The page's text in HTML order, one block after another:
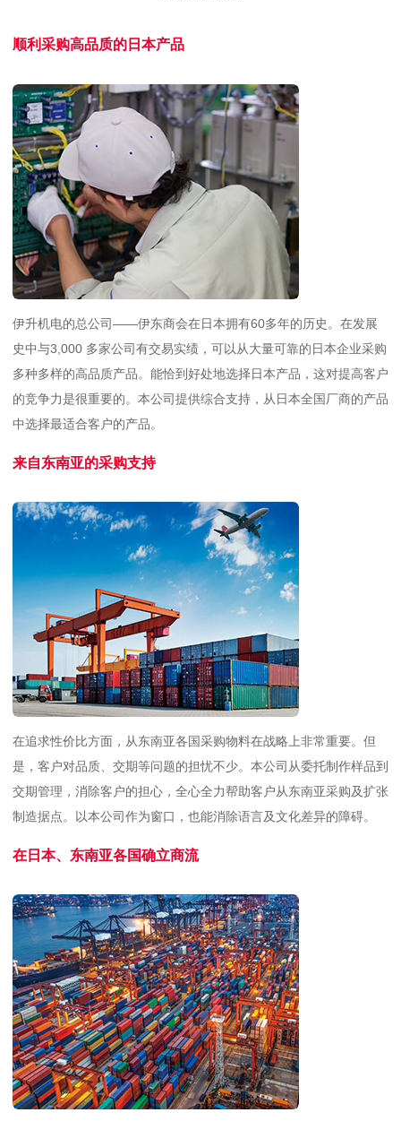
顺利采购高品质的日本产品
伊升机电的总公司——伊东商会在日本拥有60多年的历史。在发展
史中与3,000 多家公司有交易实绩，可以从大量可靠的日本企业采购
多种多样的高品质产品。能恰到好处地选择日本产品，这对提高客户
的竞争力是很重要的。本公司提供综合支持，从日本全国厂商的产品
中选择最适合客户的产品。
来自东南亚的采购支持
在追求性价比方面，从东南亚各国采购物料在战略上非常重要。但
是，客户对品质、交期等问题的担忧不少。本公司从委托制作样品到
交期管理，消除客户的担心，全心全力帮助客户从东南亚采购及扩张
制造据点。以本公司作为窗口，也能消除语言及文化差异的障碍。
在日本、东南亚各国确立商流